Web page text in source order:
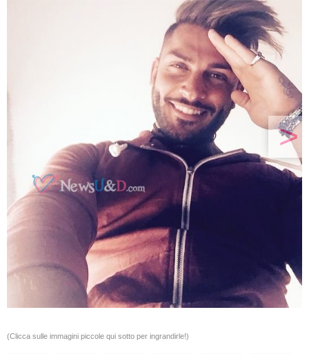
>
(Clicca sulle immagini piccole qui sotto per ingrandirle!)